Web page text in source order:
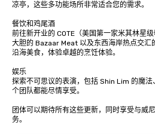
凉亭，这些多功能场所非常适合您的需求。
餐饮和鸡尾酒
前往新开业的 COTE（美国第一家米其林星
大胆的 Bazaar Meat 以及东西海岸热点交
沿海美食，体验卓越的烹饪体验。
娱乐
探索不可思议的表演，包括 Shin Lim 的魔
个团队都能尽情享受。
团体可以期待所有这些更新，同时享受与威
务。